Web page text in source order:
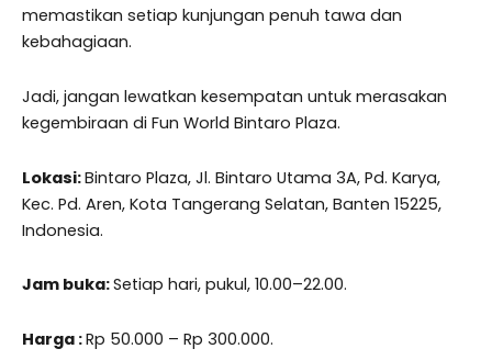
memastikan setiap kunjungan penuh tawa dan
kebahagiaan.
Jadi, jangan lewatkan kesempatan untuk merasakan
kegembiraan di Fun World Bintaro Plaza.
Lokasi:Bintaro Plaza, Jl. Bintaro Utama 3A, Pd. Karya,
Kec. Pd. Aren, Kota Tangerang Selatan, Banten 15225,
Indonesia.
Jam buka:Setiap hari, pukul, 10.00–22.00.
Harga :Rp 50.000 – Rp 300.000.